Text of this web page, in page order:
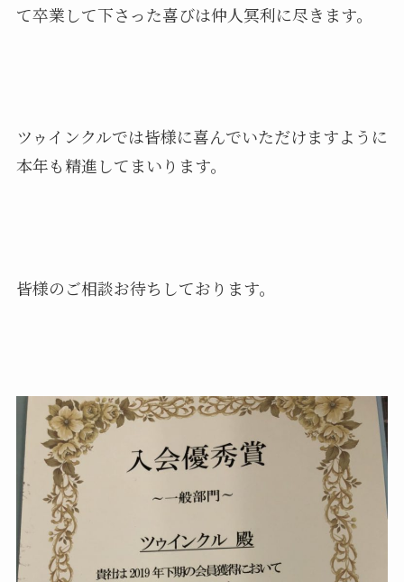
て卒業して下さった喜びは仲人冥利に尽きます。
ツゥインクルでは皆様に喜んでいただけますように
本年も精進してまいります。
皆様のご相談お待ちしております。